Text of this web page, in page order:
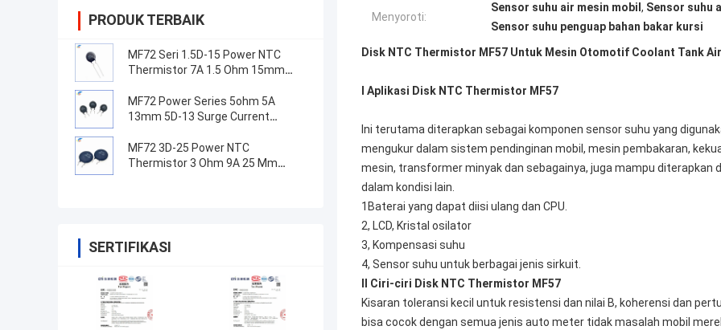
PRODUK TERBAIK
MF72 Seri 1.5D-15 Power NTC
Thermistor 7A 1.5 Ohm 15mm
MF72 Power Series 5ohm 5A
13mm 5D-13 Surge Current
Untuk Peralatan Pasokan Listrik
MF72 3D-25 Power NTC
Thermistor 3 Ohm 9A 25 Mm
SERTIFIKASI
Menyoroti:
Sensor suhu air mesin mobil , Sensor suhu
Sensor suhu penguap bahan bakar kursi
Disk NTC Thermistor MF57 Untuk Mesin Otomotif Coolant Tank
I Aplikasi Disk NTC Thermistor MF57
Ini terutama diterapkan sebagai komponen sensor suhu yang
mengukur dalam sistem pendinginan mobil, mesin pembakaran,
mesin, transformer minyak dan sebagainya, juga mampu diterapkan
dalam kondisi lain.
1Baterai yang dapat diisi ulang dan CPU.
2, LCD, Kristal osilator
3, Kompensasi suhu
4, Sensor suhu untuk berbagai jenis sirkuit.
II Ciri-ciri Disk NTC Thermistor MF57
Kisaran toleransi kecil untuk resistensi dan nilai B, koherensi dan
bisa cocok dengan semua jenis auto meter tidak masalah mobil